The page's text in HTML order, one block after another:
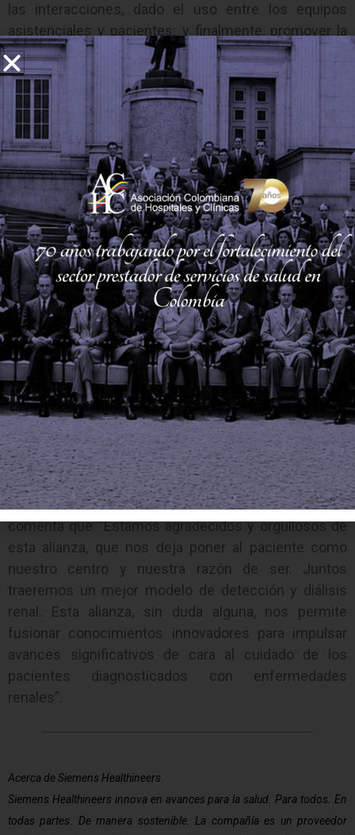
las interacciones, dado el uso entre los equipos
asistenciales y pacientes; y finalmente, promover la
inclusión del paciente, dado que busca involucrarlo en
su propio cuidado de la salud. De esta manera, al
entender su diagnóstico y el proceso a seguir, las
acciones serán más efectivas.
“Estamos felices de anunciar esta alianza para el
beneficio de los pacientes. Esta es una oportunidad
para agilizar los procesos médicos y facilitar el
acceso a la información con apoyo de las bondades
de la tecnología. El despliegue de estas soluciones
innovadoras tiene como objetivo abrir nuevos
caminos en la atención al paciente y, al mismo tiempo,
medir el valor de las pruebas diagnósticas, la atención
y los tratamientos. Ahora DaVita podrá evaluar el
potencial de las herramientas de flujo de trabajo
asistido por ordenador para aumentar las mejores
prácticas de atención y reducir las tareas operativas
que consumen mucho tiempo, permitiendo dedicar
más tiempo a las interacciones con los pacientes”,
mencionó Francisco Vélez, director de Siemens
Healthineers para Colombia, Perú y Ecuador.
Alfonso Bunch, Gerente General de DaVita Colombia,
comenta que “Estamos agradecidos y orgullosos de
esta alianza, que nos deja poner al paciente como
nuestro centro y nuestra razón de ser. Juntos
traeremos un mejor modelo de detección y diálisis
renal. Esta alianza, sin duda alguna, nos permite
fusionar conocimientos innovadores para impulsar
avances significativos de cara al cuidado de los
pacientes diagnosticados con enfermedades
renales”.
Acerca de Siemens Healthineers
Siemens Healthineers innova en avances para la salud. Para todos. En
todas partes. De manera sostenible. La compañía es un proveedor